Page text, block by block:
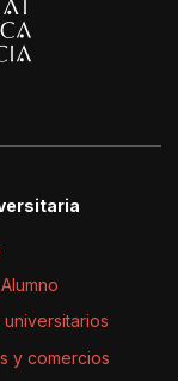
y comercios